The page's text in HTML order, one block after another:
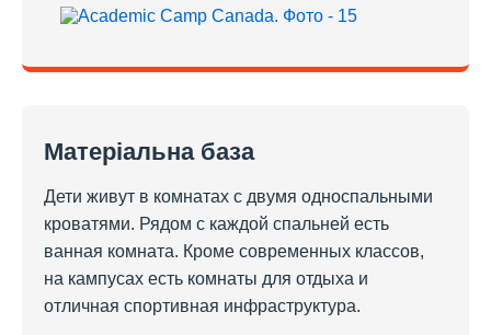
Матеріальна база
Дети живут в комнатах с двумя односпальными
кроватями. Рядом с каждой спальней есть
ванная комната. Кроме современных классов,
на кампусах есть комнаты для отдыха и
отличная спортивная инфраструктура.